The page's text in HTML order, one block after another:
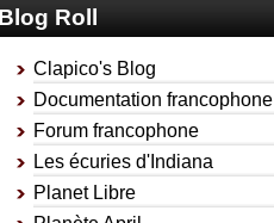
Blog Roll
Clapico's Blog
Documentation francophone
Forum francophone
Les écuries d'Indiana
Planet Libre